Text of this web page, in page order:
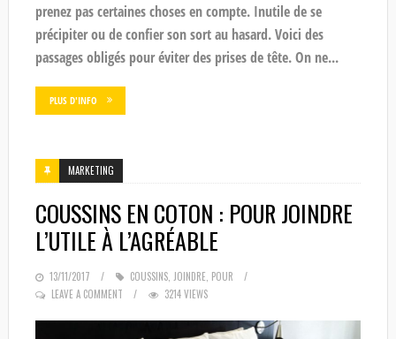
prenez pas certaines choses en compte. Inutile de se
précipiter ou de confier son sort au hasard. Voici des
passages obligés pour éviter des prises de tête. On ne...
PLUS D'INFO
MARKETING
COUSSINS EN COTON : POUR JOINDRE
L’UTILE À L’AGRÉABLE
POSTED
ON
13/11/2017 COUSSINS, JOINDRE POUR
LEAVE A COMMENT
3214 VIEWS